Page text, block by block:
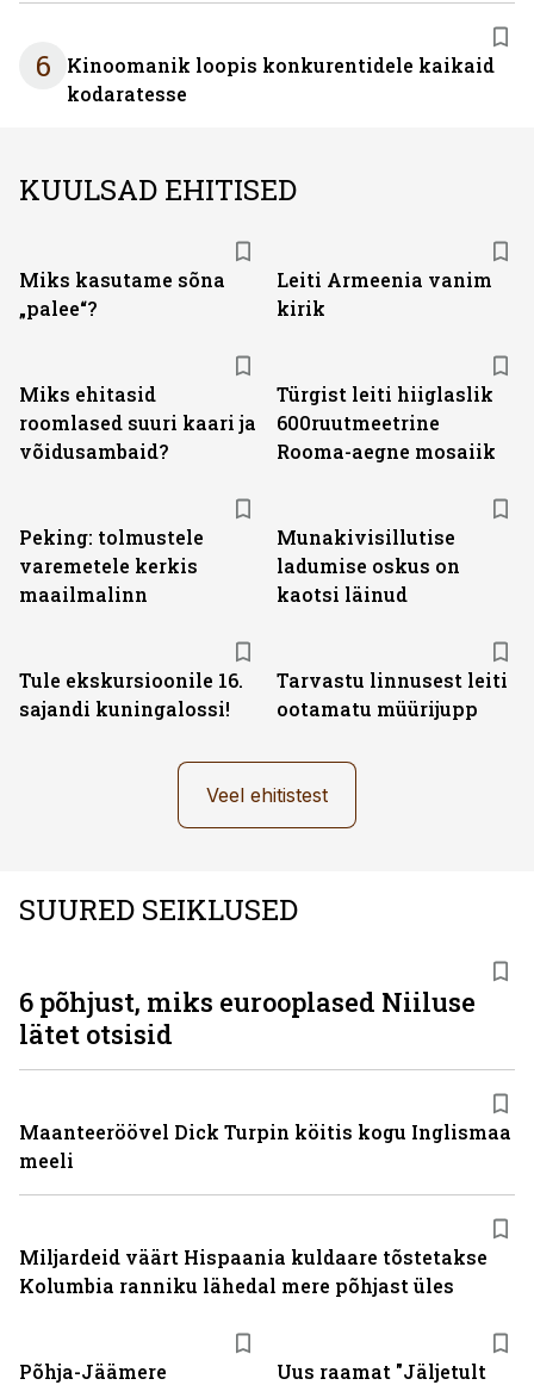
6
Kinoomanik loopis konkurentidele kaikaid
kodaratesse
KUULSAD EHITISED
Miks kasutame sõna
„palee“?
Leiti Armeenia vanim
kirik
Miks ehitasid
roomlased suuri kaari ja
võidusambaid?
Türgist leiti hiiglaslik
600ruutmeetrine
Rooma-aegne mosaiik
Peking: tolmustele
varemetele kerkis
maailmalinn
Munakivisillutise
ladumise oskus on
kaotsi läinud
Tule ekskursioonile 16.
sajandi kuningalossi!
Tarvastu linnusest leiti
ootamatu müürijupp
Veel ehitistest
SUURED SEIKLUSED
Põhja-Jäämere
Uus raamat "Jäljetult
6 põhjust, miks eurooplased Niiluse
lätet otsisid
Maanteeröövel Dick Turpin köitis kogu Inglismaa
meeli
Miljardeid väärt Hispaania kuldaare tõstetakse
Kolumbia ranniku lähedal mere põhjast üles